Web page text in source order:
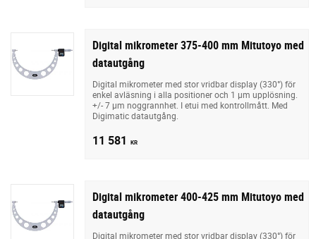
Digital mikrometer 375-400 mm Mitutoyo med
datautgång
Digital mikrometer med stor vridbar display (330°) för
enkel avläsning i alla positioner och 1 µm upplösning.
+/- 7 µm noggrannhet. I etui med kontrollmått. Med
Digimatic datautgång.
11 581 KR
Digital mikrometer 400-425 mm Mitutoyo med
datautgång
Digital mikrometer med stor vridbar display (330°) för